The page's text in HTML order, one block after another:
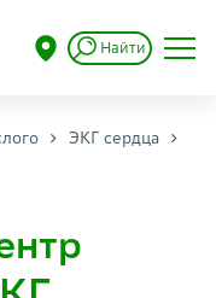
Найти
ЭКГ сердца